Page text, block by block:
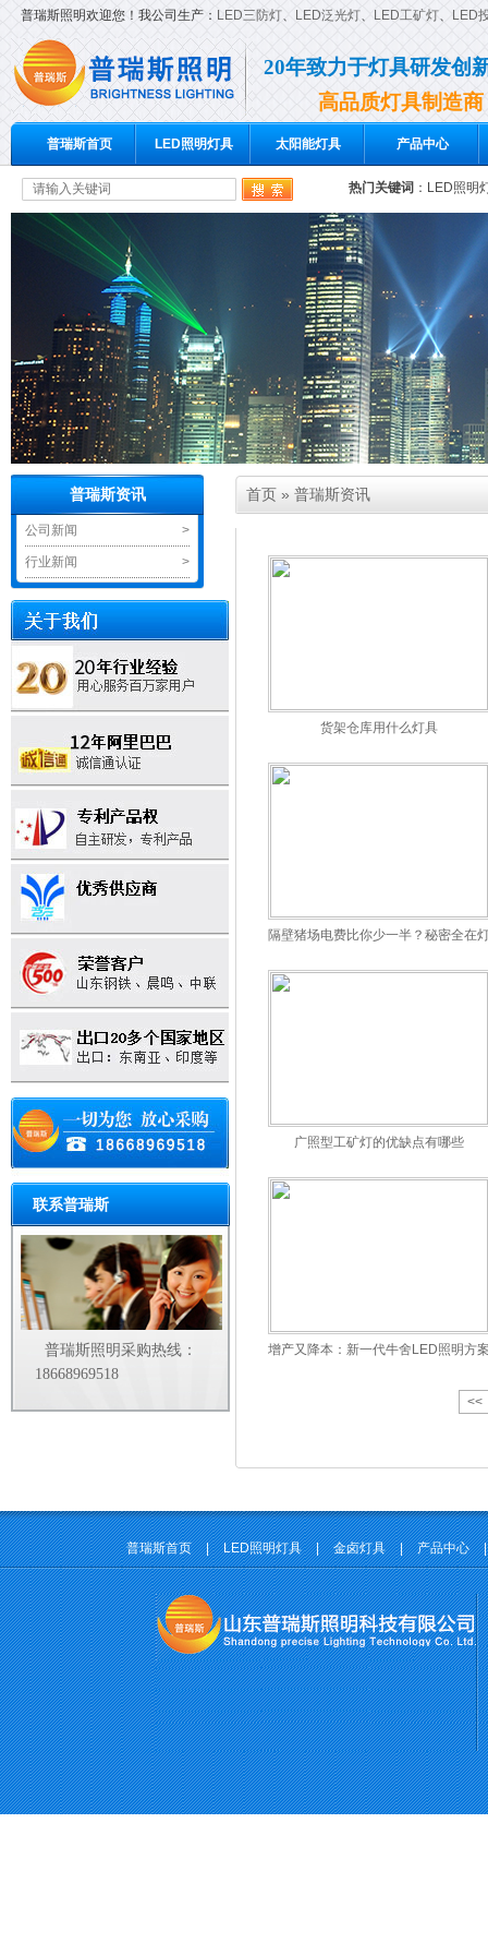
普瑞斯照明欢迎您！我公司生产： LED三防灯、 LED泛光灯、 LED工矿灯、 LED
20年致力于灯具研发创
高品质灯具制造商
普瑞斯首页 LED照明灯具 太阳能灯具 产品中心
热门关键词 ： LED照明
普瑞斯资讯
>
公司新闻
>
行业新闻
联系普瑞斯
普瑞斯照明采购热线：
18668969518
首页 » 普瑞斯资讯
货架仓库用什么灯具
隔壁猪场电费比你少一半？秘密全在
广照型工矿灯的优缺点有哪些
增产又降本：新一代牛舍LED照明方
<<
普瑞斯首页 | LED照明灯具 | 金卤灯具 | 产品中心 |